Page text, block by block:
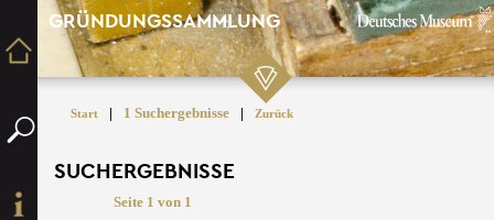
GRÜNDUNGSSAMMLUNG
Start | 1 Suchergebnisse | Zurück
SUCHERGEBNISSE
Seite 1 von 1